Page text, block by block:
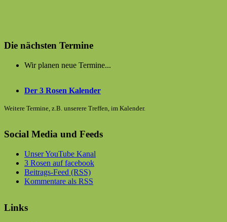
Die nächsten Termine
Wir planen neue Termine...
Der 3 Rosen Kalender
Weitere Termine, z.B. unserere Treffen, im Kalender.
Social Media und Feeds
Unser YouTube Kanal
3 Rosen auf facebook
Beitrags-Feed (RSS)
Kommentare als RSS
Links